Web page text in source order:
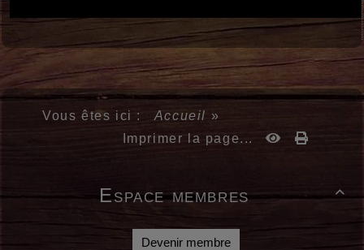
Vous êtes ici : Accueil »
Imprimer la page...

Espace membres
Devenir membre